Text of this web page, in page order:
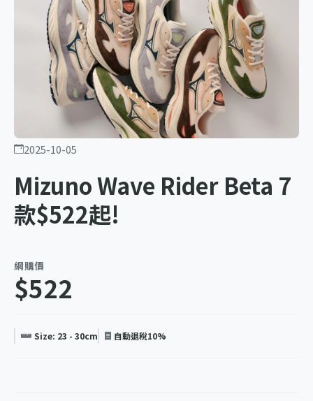
2025-10-05
Mizuno Wave Rider Beta 7
款$522起!
網購價
$522
Size: 23 - 30cm 自動退稅10%